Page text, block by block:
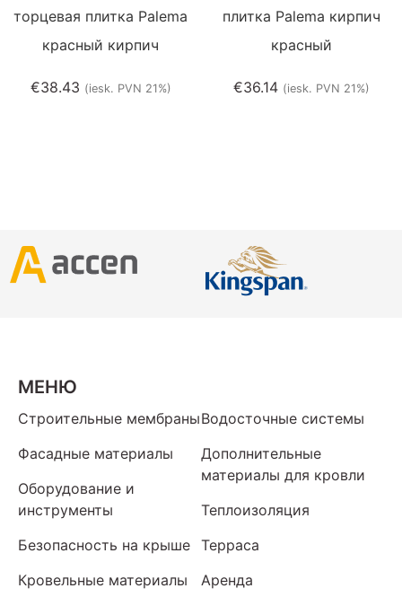
торцевая плитка Palema
красный кирпич
€38.43 (iesk. PVN 21%)
плитка Palema кирпич
красный
€36.14 (iesk. PVN 21%)
МЕНЮ
Строительные мембраны
Фасадные материалы
Оборудование и
инструменты
Безопасность на крыше
Кровельные материалы
Водосточные системы
Дополнительные
материалы для кровли
Теплоизоляция
Терраса
Аренда